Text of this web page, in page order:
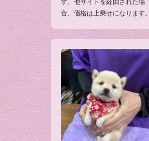
す。他サイトを経由された場
合、価格は上乗せになります。